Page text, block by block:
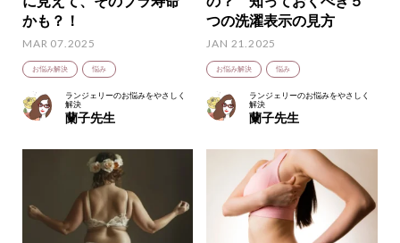
かも？！
MAR 07.2025
お悩み解決 悩み
ランジェリーのお悩みをやさしく
解決
蘭子先生
つの洗濯表示の見方
JAN 21.2025
お悩み解決 悩み
ランジェリーのお悩みをやさしく
解決
蘭子先生